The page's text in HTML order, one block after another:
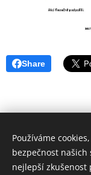
Share
Geopark Ralsko
Používáme
bezpečnost
nejlepší zkušenost